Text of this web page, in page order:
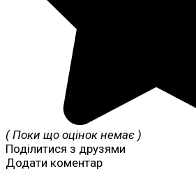
( Поки що оцінок немає )
Поділитися з друзями
Додати коментар